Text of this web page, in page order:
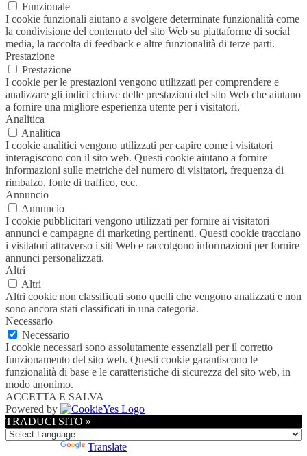
Funzionale
I cookie funzionali aiutano a svolgere determinate funzionalità come
la condivisione del contenuto del sito Web su piattaforme di social
media, la raccolta di feedback e altre funzionalità di terze parti.
Prestazione
Prestazione
I cookie per le prestazioni vengono utilizzati per comprendere e
analizzare gli indici chiave delle prestazioni del sito Web che aiutano
a fornire una migliore esperienza utente per i visitatori.
Analitica
Analitica
I cookie analitici vengono utilizzati per capire come i visitatori
interagiscono con il sito web. Questi cookie aiutano a fornire
informazioni sulle metriche del numero di visitatori, frequenza di
rimbalzo, fonte di traffico, ecc.
Annuncio
Annuncio
I cookie pubblicitari vengono utilizzati per fornire ai visitatori
annunci e campagne di marketing pertinenti. Questi cookie tracciano
i visitatori attraverso i siti Web e raccolgono informazioni per fornire
annunci personalizzati.
Altri
Altri
Altri cookie non classificati sono quelli che vengono analizzati e non
sono ancora stati classificati in una categoria.
Necessario
Necessario
I cookie necessari sono assolutamente essenziali per il corretto
funzionamento del sito web. Questi cookie garantiscono le
funzionalità di base e le caratteristiche di sicurezza del sito web, in
modo anonimo.
ACCETTA E SALVA
Powered by
TRADUCI SITO »
Translate